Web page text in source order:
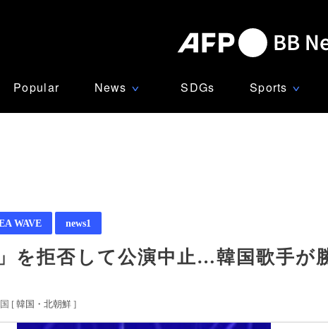
Popular News ∨ SDGs Sports ∨
WAVE news1
」を拒否して公演中止…韓国歌手が
[ 韓国・北朝鮮 ]